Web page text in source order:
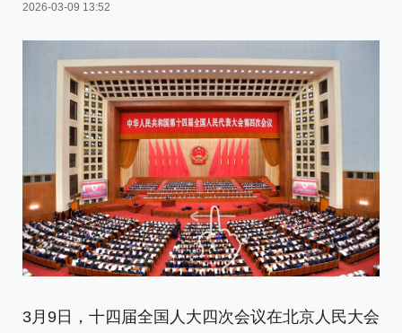
2026-03-09 13:52
3月9日，十四届全国人大四次会议在北京人民大会